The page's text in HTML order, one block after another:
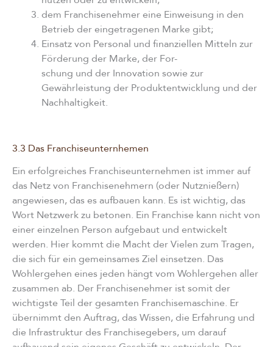
dem Franchisenehmer eine Einweisung in den
Betrieb der eingetragenen Marke gibt;
Einsatz von Personal und finanziellen Mitteln zur
Förderung der Marke, der For-
schung und der Innovation sowie zur
Gewährleistung der Produktentwicklung und der
Nachhaltigkeit.
3.3 Das Franchiseunternhemen
Ein erfolgreiches Franchiseunternehmen ist immer auf
das Netz von Franchisenehmern (oder Nutznießern)
angewiesen, das es aufbauen kann. Es ist wichtig, das
Wort Netzwerk zu betonen. Ein Franchise kann nicht von
einer einzelnen Person aufgebaut und entwickelt
werden. Hier kommt die Macht der Vielen zum Tragen,
die sich für ein gemeinsames Ziel einsetzen. Das
Wohlergehen eines jeden hängt vom Wohlergehen aller
zusammen ab. Der Franchisenehmer ist somit der
wichtigste Teil der gesamten Franchisemaschine. Er
übernimmt den Auftrag, das Wissen, die Erfahrung und
die Infrastruktur des Franchisegebers, um darauf